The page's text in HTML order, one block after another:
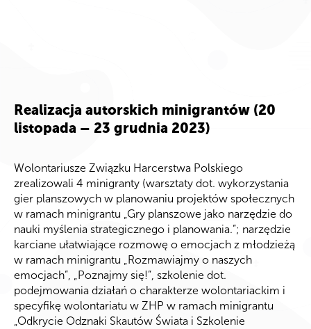
Realizacja autorskich minigrantów (20
listopada – 23 grudnia 2023)
Wolontariusze Związku Harcerstwa Polskiego
zrealizowali 4 minigranty (warsztaty dot. wykorzystania
gier planszowych w planowaniu projektów społecznych
w ramach minigrantu „Gry planszowe jako narzędzie do
nauki myślenia strategicznego i planowania.”; narzędzie
karciane ułatwiające rozmowę o emocjach z młodzieżą
w ramach minigrantu „Rozmawiajmy o naszych
emocjach”, „Poznajmy się!”, szkolenie dot.
podejmowania działań o charakterze wolontariackim i
specyfikę wolontariatu w ZHP w ramach minigrantu
„Odkrycie Odznaki Skautów Świata i Szkolenie